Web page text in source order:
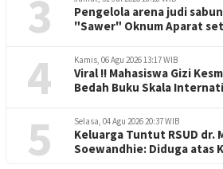
3
Pengelola arena judi
"Sawer" Oknum Aparat
4 Kamis, 06 Agu 2026 13:17 WIB
Viral !! Mahasiswa Gizi
Bedah Buku Skala
5 Selasa, 04 Agu 2026 20:37 WIB
Keluarga Tuntut RSUD dr.
Soewandhie: Diduga atas